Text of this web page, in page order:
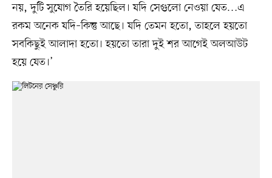
নয়, দুটি সুযোগ তৈরি হয়েছিল। যদি সেগুলো নেওয়া যেত…এ
রকম অনেক যদি–কিন্তু আছে। যদি তেমন হতো, তাহলে হয়তো
সবকিছুই আলাদা হতো। হয়তো তারা দুই শর আগেই অলআউট
হয়ে যেত।’